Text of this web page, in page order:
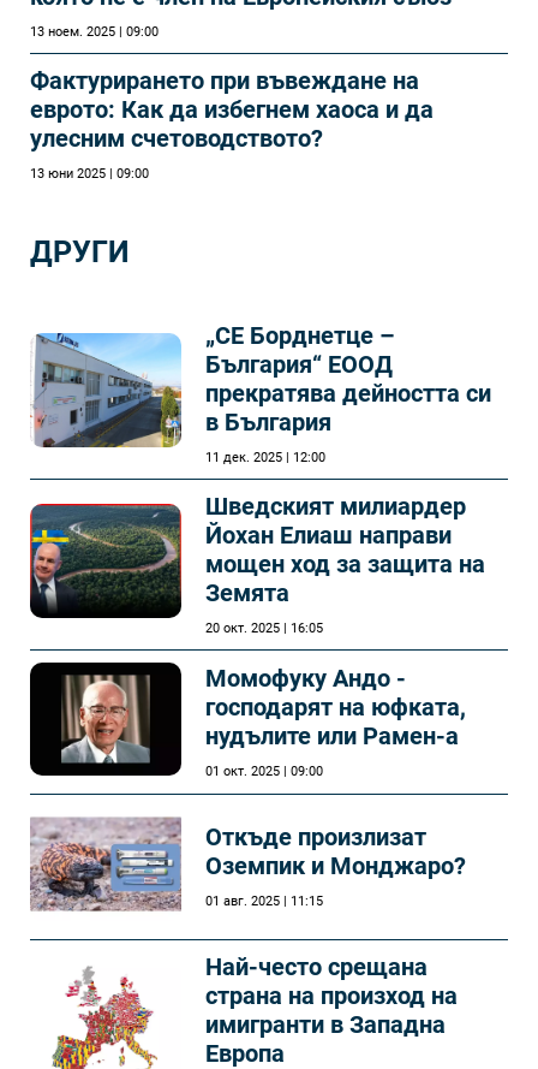
13 ноем. 2025 | 09:00
Фактурирането при въвеждане на
еврото: Как да избегнем хаоса и да
улесним счетоводството?
13 юни 2025 | 09:00
ДРУГИ
„СЕ Борднетце –
България“ ЕООД
прекратява дейността си
в България
11 дек. 2025 | 12:00
Шведският милиардер
Йохан Елиаш направи
мощен ход за защита на
Земята
20 окт. 2025 | 16:05
Момофуку Андо -
господарят на юфката,
нудълите или Рамен-а
01 окт. 2025 | 09:00
Откъде произлизат
Оземпик и Монджаро?
01 авг. 2025 | 11:15
Най-често срещана
страна на произход на
имигранти в Западна
Европа